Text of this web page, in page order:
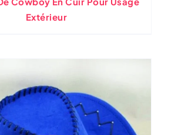
Extérieur